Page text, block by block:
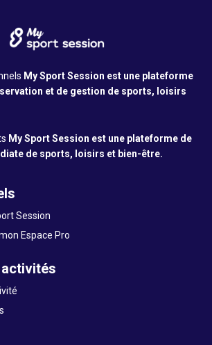
My Sport Session est une plateforme
et de gestion de sports, loisirs
My Sport Session est une plateforme de
de sports, loisirs et bien-être.
Session
Espace Pro